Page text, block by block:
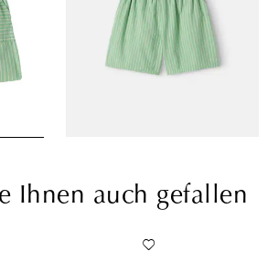
Ihnen auch gefallen